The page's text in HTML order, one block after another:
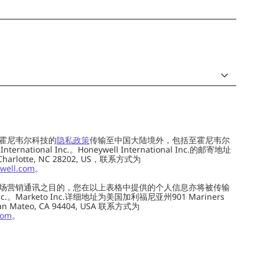
尼韦尔科技的隐私政策传输至中国大陆境外，包括至霍尼韦尔
International Inc.。Honeywell International Inc.的邮寄地址
NC 28202, US，联系方式为
。
营销通讯之目的，您在以上表格中提供的个人信息亦将被传输
。Marketo Inc.详细地址为美国加利福尼亚州901 Mariners
Mateo, CA 94404, USA 联系方式为
。